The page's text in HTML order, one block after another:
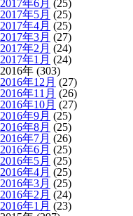
2017年6月 (25)
2017年5月 (25)
2017年4月 (25)
2017年3月 (27)
2017年2月 (24)
2017年1月 (24)
2016年 (303)
2016年12月 (27)
2016年11月 (26)
2016年10月 (27)
2016年9月 (25)
2016年8月 (25)
2016年7月 (26)
2016年6月 (25)
2016年5月 (25)
2016年4月 (25)
2016年3月 (25)
2016年2月 (24)
2016年1月 (23)